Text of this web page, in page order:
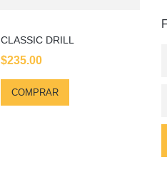
CLASSIC DRILL
$235.00
COMPRAR